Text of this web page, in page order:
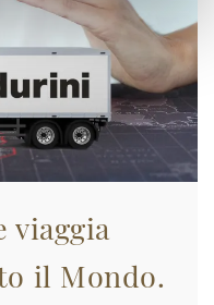
viaggia
il Mondo.